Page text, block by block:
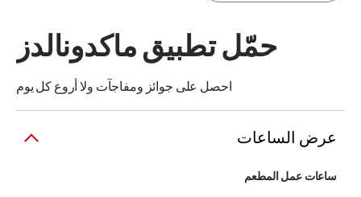
حمّل تطبيق ماكدونالدز
احصل على جوائز ومفاجآت ولا أروع كل يوم
عرض الساعات
ساعات عمل المطعم